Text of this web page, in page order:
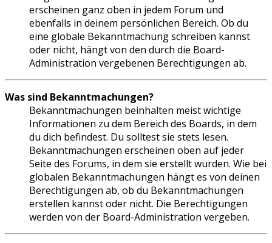
erscheinen ganz oben in jedem Forum und
ebenfalls in deinem persönlichen Bereich. Ob du
eine globale Bekanntmachung schreiben kannst
oder nicht, hängt von den durch die Board-
Administration vergebenen Berechtigungen ab.
Was sind Bekanntmachungen?
Bekanntmachungen beinhalten meist wichtige
Informationen zu dem Bereich des Boards, in dem
du dich befindest. Du solltest sie stets lesen.
Bekanntmachungen erscheinen oben auf jeder
Seite des Forums, in dem sie erstellt wurden. Wie bei
globalen Bekanntmachungen hängt es von deinen
Berechtigungen ab, ob du Bekanntmachungen
erstellen kannst oder nicht. Die Berechtigungen
werden von der Board-Administration vergeben.